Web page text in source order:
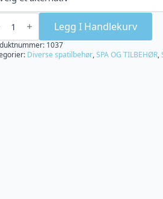
Legg I Handlekurv
1037
Diverse spatilbehør,SPA OG TILBEHØR,